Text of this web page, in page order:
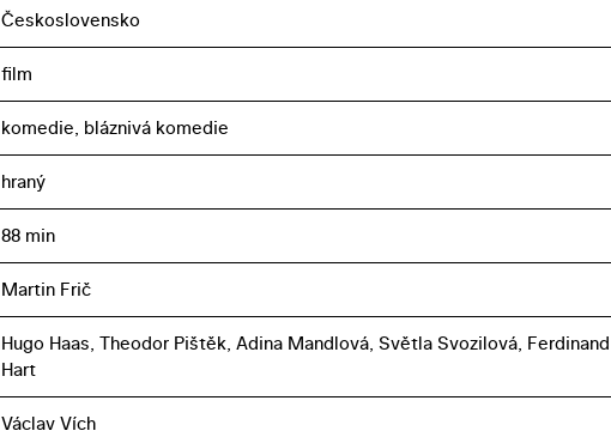
Československo
film
komedie, bláznivá komedie
hraný
88 min
Martin Frič
Hugo Haas, Theodor Pištěk, Adina Mandlová, Světla Svozilová, Ferdinand
Hart
Václav Vích